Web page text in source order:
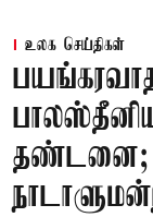
உலக செய்திகள்
தண்டனை;